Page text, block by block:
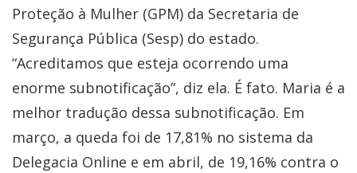
Proteção à Mulher (GPM) da Secretaria de
Segurança Pública (Sesp) do estado.
“Acreditamos que esteja ocorrendo uma
enorme subnotificação”, diz ela. É fato. Maria é a
melhor tradução dessa subnotificação. Em
março, a queda foi de 17,81% no sistema da
Delegacia Online e em abril, de 19,16% contra o